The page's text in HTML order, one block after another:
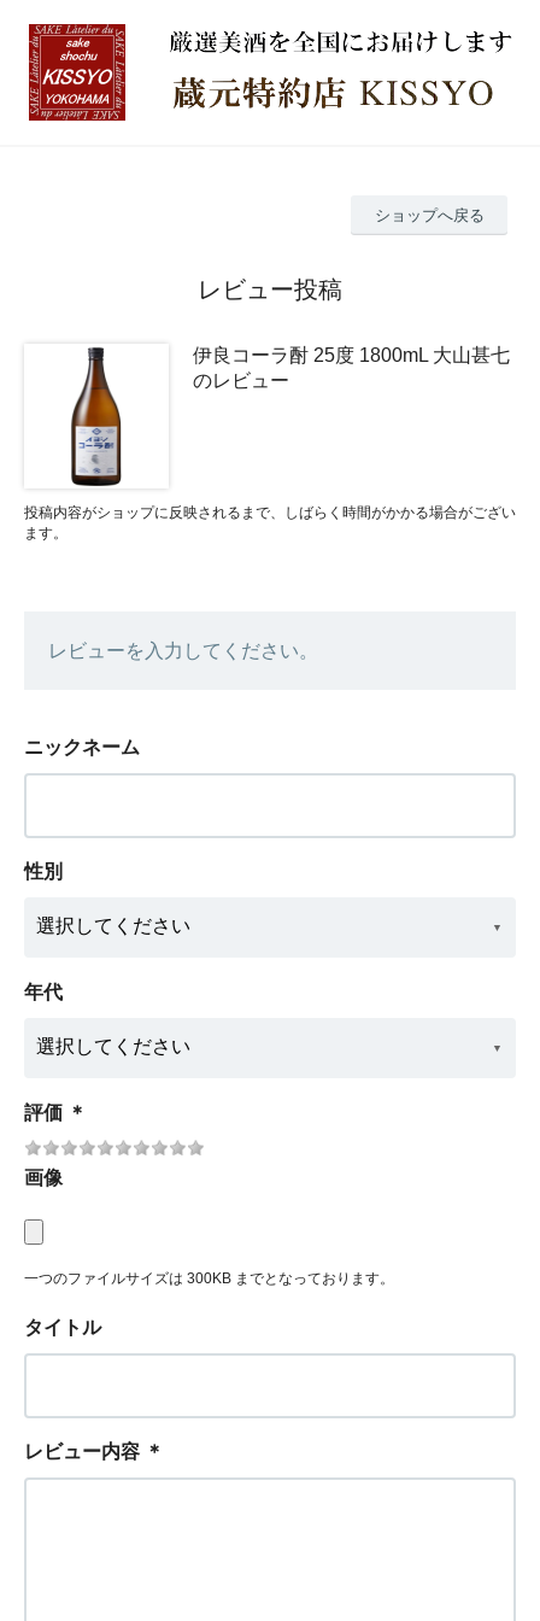
ショップへ戻る
レビュー投稿
伊良コーラ酎 25度 1800mL 大山甚七
のレビュー
投稿内容がショップに反映されるまで、しばらく時間がかかる場合がござい
ます。
レビューを入力してください。
ニックネーム
性別
年代
評価 ＊
画像
一つのファイルサイズは 300KB までとなっております。
タイトル
レビュー内容 ＊